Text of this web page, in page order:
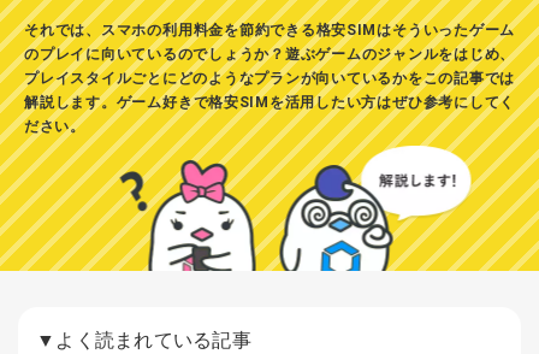
それでは、 スマホの利用料金を節約できる格安SIMはそういったゲーム
のプレイに向いているのでしょうか？遊ぶゲームのジャンルをはじめ、
プレイスタイルごとにどのようなプランが向いているかをこの記事では
解説します。 ゲーム好きで格安SIMを活用したい方はぜひ参考にしてく
ださい。
▼よく読まれている記事